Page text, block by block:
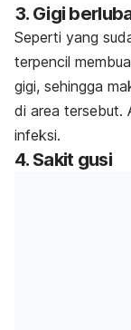
3. Gigi
Seperti yang
terpencil
gigi, sehingga
di area tersebut.
infeksi.
4. Sakit gusi